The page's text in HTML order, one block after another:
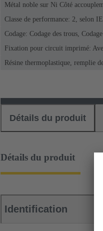
Métal noble sur Ni Côté
Classe de performance: 2, selon
Codage: Codage des trous,
Fixation pour circuit imprimé:
Résine thermoplastique, remplie
Détails du produit
Détails du produit
Identification